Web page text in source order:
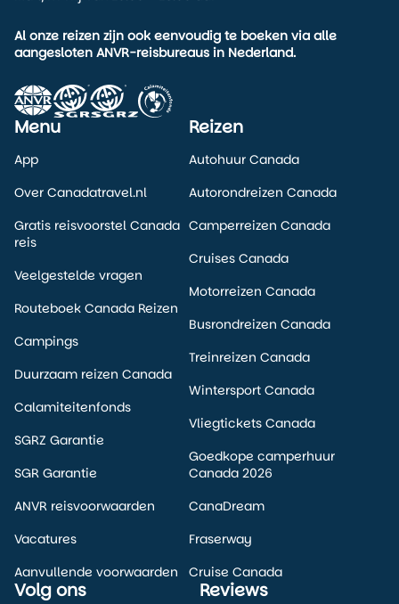
Davidson Electra Glide Canada is daarbij een van de
populairste keuzes voor reizigers die zelfstandig willen
Wij combineren deze motorhuur vaak met compleet
verzorgde reizen. Denk aan routes, accommodaties en
meer uit je motorreis en kom je niet voor verrassingen te
staan.
Wil je weten of de Harley Davidson Electra Glide bij jouw
reis past? Bekijk onze reizen of neem contact met ons op.
We denken graag met je mee.
Al onze reizen zijn ook eenvoudig te boeken via alle
aangesloten ANVR-reisbureaus in Nederland.
Menu
App
Over Canadatravel.nl
Gratis reisvoorstel Canada
reis
Veelgestelde vragen
Routeboek Canada Reizen
Campings
Duurzaam reizen Canada
Calamiteitenfonds
SGRZ Garantie
SGR Garantie
ANVR reisvoorwaarden
Vacatures
Aanvullende voorwaarden
Reizen
Autohuur Canada
Autorondreizen Canada
Camperreizen Canada
Cruises Canada
Motorreizen Canada
Busrondreizen Canada
Treinreizen Canada
Wintersport Canada
Vliegtickets Canada
Goedkope camperhuur
Canada 2026
CanaDream
Fraserway
Cruise Canada
Volg ons Reviews